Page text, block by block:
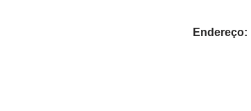
Endereço: